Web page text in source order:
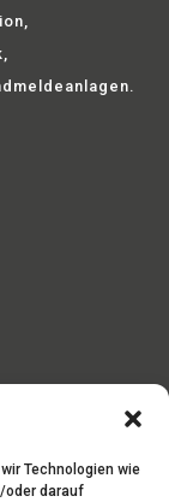
Technologien wie
oder darauf